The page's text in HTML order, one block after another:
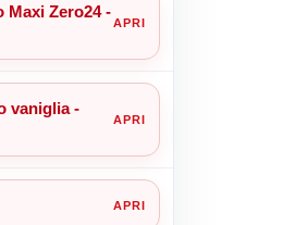
Zero24 -
vaniglia -